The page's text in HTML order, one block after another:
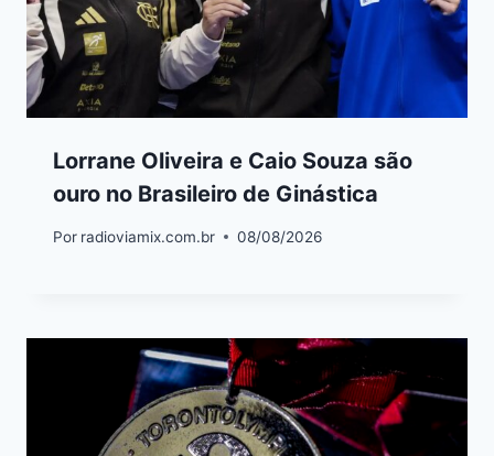
Lorrane Oliveira e Caio Souza são
ouro no Brasileiro de Ginástica
Por radioviamix.com.br 08/08/2026